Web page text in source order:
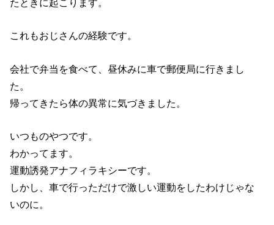
たときに起こります。
これもおじさんの経験です。
会社で弁当を食べて、昼休みに車で郵便局に行きまし
た。
帰ってきたら体の異常に気づきました。
いつものやつです。
わかってます。
運動誘発アナフィラキシーです。
しかし、車で行っただけで激しい運動をしたわけじゃな
いのに。